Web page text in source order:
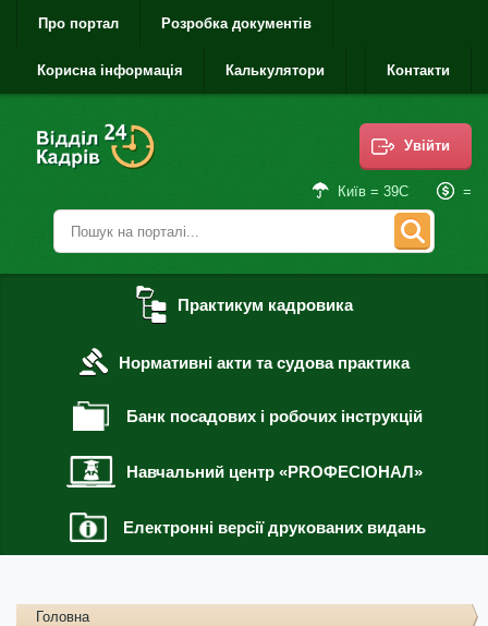
Про портал Розробка документів
Корисна інформація Калькулятори Контакти
Увійти
Київ = 39С =
Практикум кадровика
Нормативні акти та судова практика
Банк посадових і робочих інструкцій
Навчальний центр «PROФЕСІОНАЛ»
Електронні версії друкованих видань
Головна